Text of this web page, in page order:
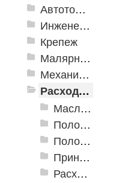
Автотовары
Инженерная сантехника и инструменты
Крепеж
Малярно-штукатурные инструменты
Механизированные инструменты
Расходные инструменты
Масла и смазки
Полотна для лобзиков и сабельных пил
Полотна для реноватора
Принадлежности для сварочных работ
Расходные абразивные инструменты